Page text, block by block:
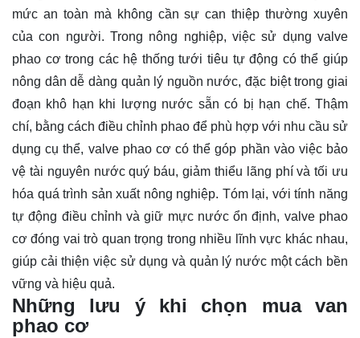
mức an toàn mà không cần sự can thiệp thường xuyên
của con người. Trong nông nghiệp, việc sử dụng valve
phao cơ trong các hệ thống tưới tiêu tự động có thể giúp
nông dân dễ dàng quản lý nguồn nước, đặc biệt trong giai
đoạn khô hạn khi lượng nước sẵn có bị hạn chế. Thậm
chí, bằng cách điều chỉnh phao để phù hợp với nhu cầu sử
dụng cụ thể, valve phao cơ có thể góp phần vào việc bảo
vệ tài nguyên nước quý báu, giảm thiểu lãng phí và tối ưu
hóa quá trình sản xuất nông nghiệp. Tóm lại, với tính năng
tự động điều chỉnh và giữ mực nước ổn định, valve phao
cơ đóng vai trò quan trọng trong nhiều lĩnh vực khác nhau,
giúp cải thiện việc sử dụng và quản lý nước một cách bền
vững và hiệu quả.
Những lưu ý khi chọn mua van
phao cơ